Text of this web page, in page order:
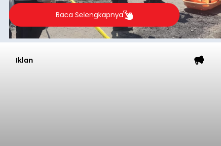
Baca Selengkapnya
Iklan